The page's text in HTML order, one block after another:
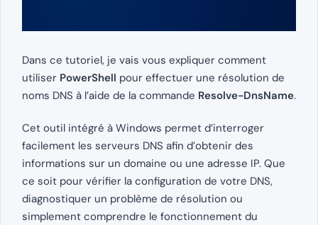
Dans ce tutoriel, je vais vous expliquer comment
utiliser PowerShell pour effectuer une résolution de
noms DNS à l’aide de la commande Resolve-DnsName.
Cet outil intégré à Windows permet d’interroger
facilement les serveurs DNS afin d’obtenir des
informations sur un domaine ou une adresse IP. Que
ce soit pour vérifier la configuration de votre DNS,
diagnostiquer un problème de résolution ou
simplement comprendre le fonctionnement du